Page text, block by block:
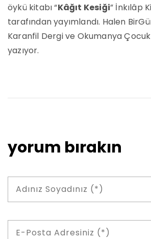
öykü kitabı “Kâğıt Kesiği” İnkılâp
tarafından yayımlandı. Halen
Karanfil Dergi ve Okumanya
yazıyor.
yorum bırakın